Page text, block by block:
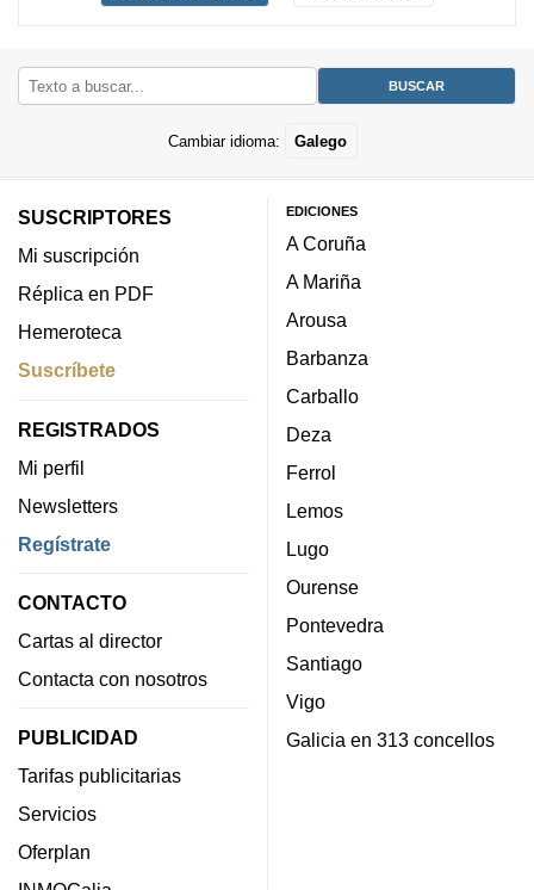
Cambiar idioma: Galego
SUSCRIPTORES
Mi suscripción
Réplica en PDF
Hemeroteca
Suscríbete
REGISTRADOS
Mi perfil
Newsletters
Regístrate
CONTACTO
Cartas al director
Contacta con nosotros
PUBLICIDAD
Tarifas publicitarias
Servicios
Oferplan
EDICIONES
A Coruña
A Mariña
Arousa
Barbanza
Carballo
Deza
Ferrol
Lemos
Lugo
Ourense
Pontevedra
Santiago
Vigo
Galicia en 313 concellos